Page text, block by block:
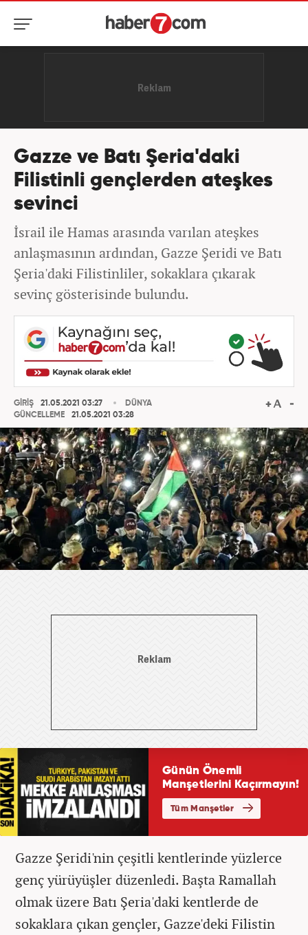
Gazze ve Batı Şeria'daki
Filistinli gençlerden ateşkes
sevinci
İsrail ile Hamas arasında varılan ateşkes
anlaşmasının ardından, Gazze Şeridi ve Batı
Şeria'daki Filistinliler, sokaklara çıkarak
sevinç gösterisinde bulundu.
GİRİŞ
21.05.2021 03:27
GÜNCELLEME
21.05.2021 03:28
DÜNYA
Gazze Şeridi'nin çeşitli kentlerinde yüzlerce
genç yürüyüşler düzenledi. Başta Ramallah
olmak üzere Batı Şeria'daki kentlerde de
sokaklara çıkan gençler, Gazze'deki Filistin